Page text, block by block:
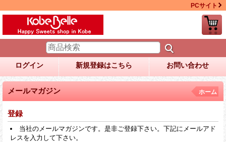
PCサイト
ログイン 新規登録はこちら お問い合わせ
メールマガジン ホーム
登録
当社のメールマガジンです。是非ご登録下さい。下記にメールアド
レスを入力して下さい。